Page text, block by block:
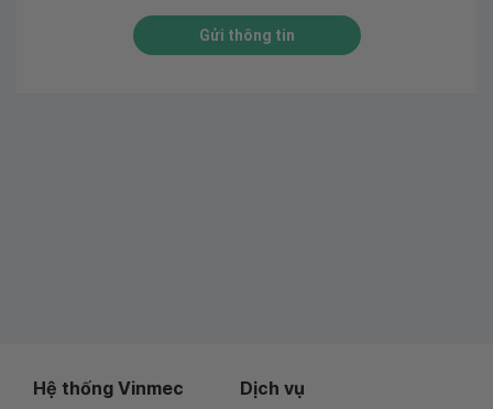
Gửi thông tin
Hệ thống Vinmec Dịch vụ